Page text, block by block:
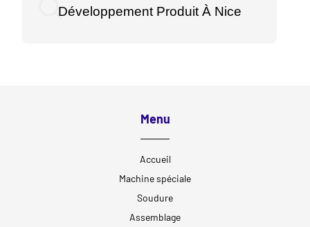
Développement Produit À Nice
Menu
Accueil
Machine spéciale
Soudure
Assemblage